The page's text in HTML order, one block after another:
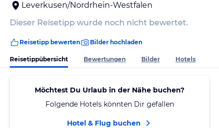
Leverkusen/Nordrhein-Westfalen
Dieser Reisetipp wurde noch nicht bewertet.
Reisetipp bewerten Bilder hochladen
Reisetippübersicht Bewertungen Bilder Hotels
Möchtest Du Urlaub in der Nähe buchen?
Folgende Hotels könnten Dir gefallen
Hotel & Flug buchen